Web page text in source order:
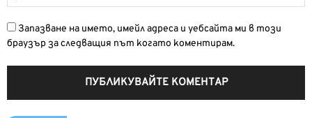
Запазване на името, имейл адреса и уебсайта ми в този
браузър за следващия път когато коментирам.